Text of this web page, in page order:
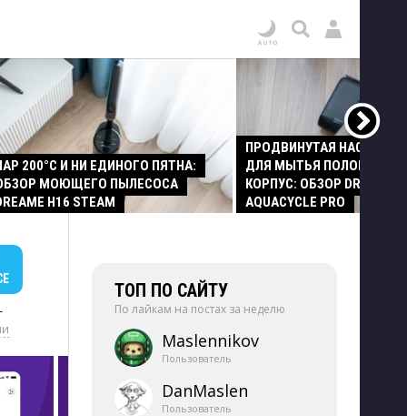
200°C И НИ ЕДИНОГО ПЯТНА:
МОЮЩЕГО ПЫЛЕСОСА
H16 STEAM
ПРОДВИНУТАЯ НАСАДКА
ДЛЯ МЫТЬЯ ПОЛОВ И
КОРПУС: ОБЗОР DREAME
AQUACYCLE PRO
ТОП ПО САЙТУ
По лайкам на постах за неделю
Maslennikov
Пользователь
DanMaslen
Пользователь